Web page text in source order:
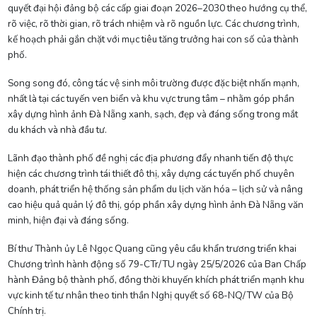
quyết đại hội đảng bộ các cấp giai đoạn 2026–2030 theo hướng cụ thể,
rõ việc, rõ thời gian, rõ trách nhiệm và rõ nguồn lực. Các chương trình,
kế hoạch phải gắn chặt với mục tiêu tăng trưởng hai con số của thành
phố.
Song song đó, công tác vệ sinh môi trường được đặc biệt nhấn mạnh,
nhất là tại các tuyến ven biển và khu vực trung tâm – nhằm góp phần
xây dựng hình ảnh Đà Nẵng xanh, sạch, đẹp và đáng sống trong mắt
du khách và nhà đầu tư.
Lãnh đạo thành phố đề nghị các địa phương đẩy nhanh tiến độ thực
hiện các chương trình tái thiết đô thị, xây dựng các tuyến phố chuyên
doanh, phát triển hệ thống sản phẩm du lịch văn hóa – lịch sử và nâng
cao hiệu quả quản lý đô thị, góp phần xây dựng hình ảnh Đà Nẵng văn
minh, hiện đại và đáng sống.
Bí thư Thành ủy Lê Ngọc Quang cũng yêu cầu khẩn trương triển khai
Chương trình hành động số 79-CTr/TU ngày 25/5/2026 của Ban Chấp
hành Đảng bộ thành phố, đồng thời khuyến khích phát triển mạnh khu
vực kinh tế tư nhân theo tinh thần Nghị quyết số 68-NQ/TW của Bộ
Chính trị.